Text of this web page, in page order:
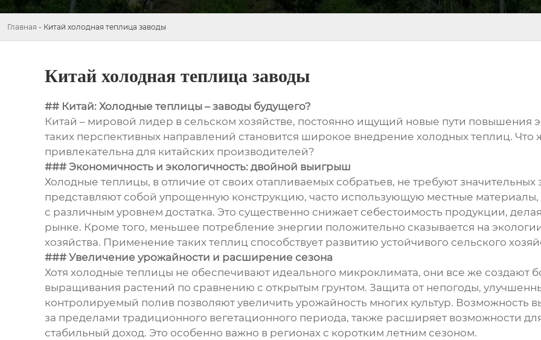
Главная - Китай холодная теплица заводы
Китай холодная теплица заводы
## Китай: Холодные теплицы – заводы будущего?
Китай – мировой лидер в сельском хозяйстве, постоянно ищущий новые пути повышения
таких перспективных направлений становится широкое внедрение холодных теплиц. Что
привлекательна для китайских производителей?
### Экономичность и экологичность: двойной выигрыш
Холодные теплицы, в отличие от своих отапливаемых собратьев, не требуют значительных
представляют собой упрощенную конструкцию, часто использующую местные
с различным уровнем достатка. Это существенно снижает себестоимость продукции,
рынке. Кроме того, меньшее потребление энергии положительно сказывается на
хозяйства. Применение таких теплиц способствует развитию устойчивого сельского
### Увеличение урожайности и расширение сезона
Хотя холодные теплицы не обеспечивают идеального микроклимата, они все же создают
выращивания растений по сравнению с открытым грунтом. Защита от непогоды,
контролируемый полив позволяют увеличить урожайность многих культур.
за пределами традиционного вегетационного периода, также расширяет возможности
стабильный доход. Это особенно важно в регионах с коротким летним сезоном.